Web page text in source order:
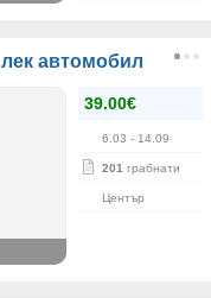
автомобил
39.00€
6.03 - 14.09
201 грабнати
Център